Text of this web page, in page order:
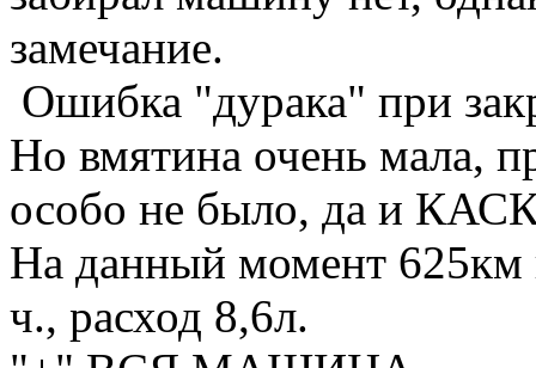
замечание.
Ошибка "дурака" при
Но вмятина очень мала,
особо не было, да и
На данный момент 625км
ч., расход 8,6л.